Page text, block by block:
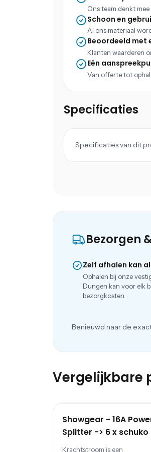
Ons team denkt
Schoon en
Al ons materiaal
Beoordeeld met
Klanten waarderen
Eén
Van offerte tot
Specificaties
Specificaties van dit
Bezorgen
Zelf afhalen kan
Ophalen bij onze
Dungen kan voor elk
bezorgkosten.
Benieuwd naar de
Vergelijkbare
Showgear - 16A
Splitter -> 6 x schuko
Krachtstroom is een